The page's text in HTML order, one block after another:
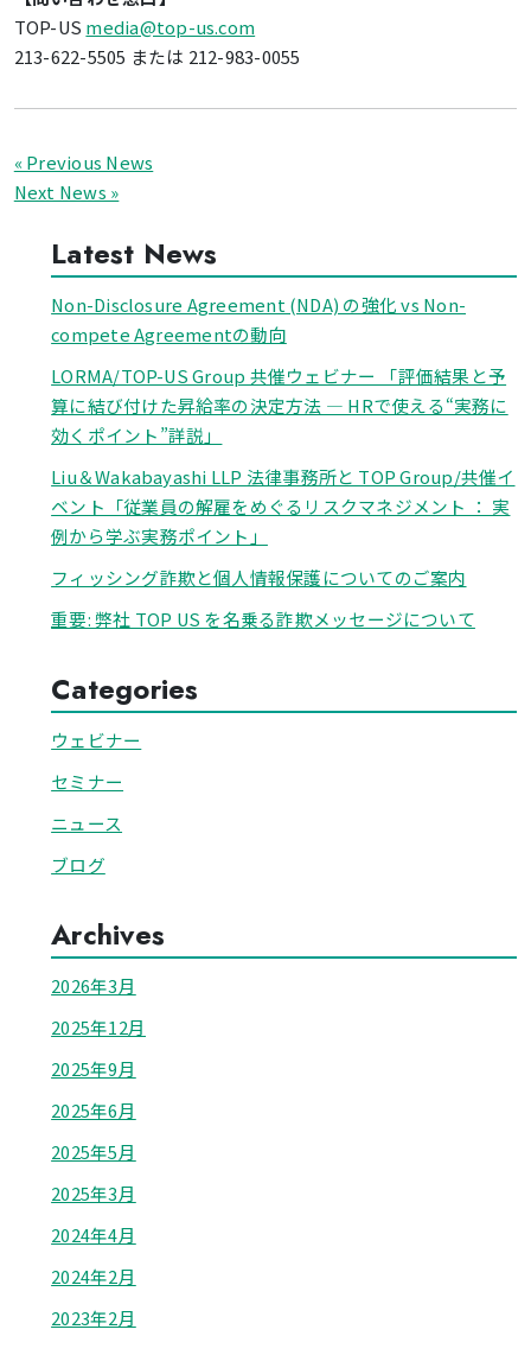
TOP-US media@top-us.com
213-622-5505 または 212-983-0055
« Previous News
Next News »
Latest News
Non-Disclosure Agreement (NDA) の強化 vs Non-
compete Agreementの動向
LORMA/TOP-US Group 共催ウェビナー 「評価結果と予
算に結び付けた昇給率の決定方法 ― HRで使える“実務に
効くポイント”詳説」
Liu＆Wakabayashi LLP 法律事務所と TOP Group/共催イ
ベント「従業員の解雇をめぐるリスクマネジメント ： 実
例から学ぶ実務ポイント」
フィッシング詐欺と個人情報保護についてのご案内
重要: 弊社 TOP US を名乗る詐欺メッセージについて
Categories
ウェビナー
セミナー
ニュース
ブログ
Archives
2026年3月
2025年12月
2025年9月
2025年6月
2025年5月
2025年3月
2024年4月
2024年2月
2023年2月